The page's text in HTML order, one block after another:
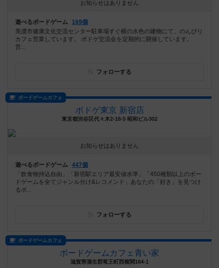
お知らせはありません
遊べるボードゲーム
169個
美濃市健康文化交流センター駐車場すぐ横の水色の建物にて、のんびり
カフェ営業しています。 ボドゲ交流会を定期的に開催しています。
営...
フォローする
ボードゲームカフェ
ボドゲ東京 新宿店
東京都渋谷区代々木2-18-5 昭和ビル302
お知らせはありません
遊べるボードゲーム 447個
「飲食物持込自由」「新宿駅エリア最安値水準」「450種類以上のボー
ドゲームを全てジャンル分け&レコメンド」あなたの「好き」を見つけ
るボ...
フォローする
ボードゲームカフェ
ボードゲームカフェ青い家
滋賀県蒲生郡竜王町西横関164-1